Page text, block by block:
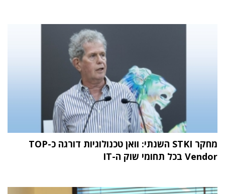
מחקר STKI השנתי: וואן טכנולוגיות דורגה כ-TOP
Vendor בכל תחומי שוק ה-IT